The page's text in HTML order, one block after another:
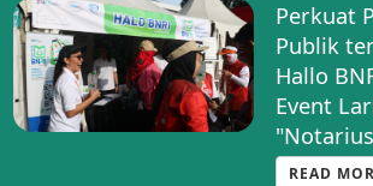
Notaris,
Notarace
READ